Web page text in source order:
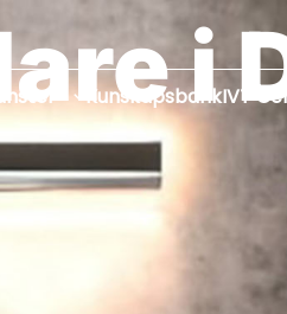
KunskapsbankIVT
i